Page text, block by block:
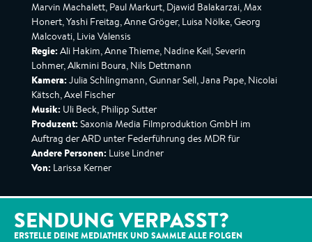
Marvin Machalett, Paul Markurt, Djawid Balakarzai, Max
Honert, Yashi Freitag, Anne Gröger, Luisa Nölke, Georg
Malcovati, Livia Valensis
Regie: Ali Hakim, Anne Thieme, Nadine Keil, Severin
Lohmer, Alkmini Boura, Nils Dettmann
Kamera: Julia Schlingmann, Gunnar Sell, Jana Pape, Nicolai
Kätsch, Axel Fischer
Musik: Uli Beck, Philipp Sutter
Produzent: Saxonia Media Filmproduktion GmbH im
Auftrag der ARD unter Federführung des MDR für
Andere Personen: Luise Lindner
Von: Larissa Kerner
SENDUNG VERPASST?
ERSTELLE DEINE MEDIATHEK UND SAMMLE ALLE FOLGEN